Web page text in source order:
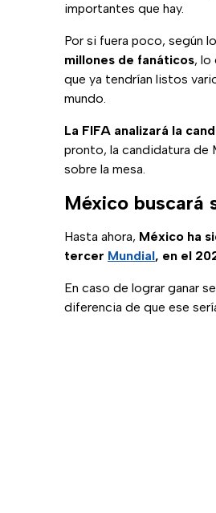
importantes que hay.
Por si fuera poco, según
millones de fanáticos, lo
que ya tendrían listos
mundo.
La FIFA analizará la
pronto, la candidatura de
sobre la mesa.
México buscará
Hasta ahora, México ha
tercer Mundial, en el
En caso de lograr ganar
diferencia de que ese